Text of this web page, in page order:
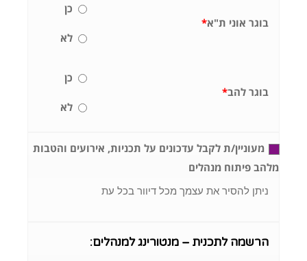
*בוגר אוני ת"א
כן
לא
*בוגר להב
כן
לא
מעוניין/ת לקבל עדכונים על תכניות, אירועים והטבות
מלהב פיתוח מנהלים
ניתן להסיר את עצמך מכל דיוור בכל עת
הרשמה לתכנית – מנטורינג למנהלים: